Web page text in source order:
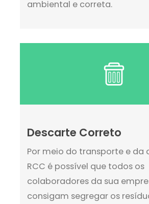
ambiental e correta.
Descarte Correto
Por meio do transporte e da
RCC é possível que todos os
colaboradores da sua
consigam segregar os